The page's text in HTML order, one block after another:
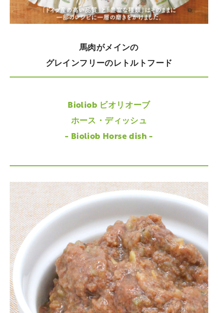
馬肉がメインの
グレインフリーのレトルトフード
Bioliob ビオリオーブ
ホース・ディッシュ
- Bioliob Horse dish -